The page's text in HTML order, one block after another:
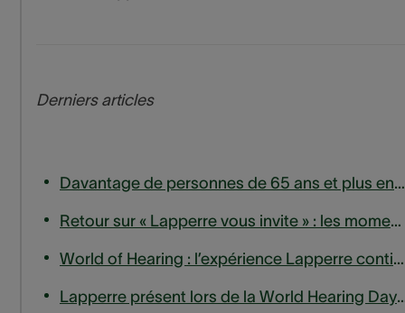
Derniers articles
Davantage de personnes de 65 ans et plus entrent en ligne de compte pour un remboursement des appareils auditifs
Retour sur « Lapperre vous invite » : les moments forts de notre session d'experts sur les acouphènes
World of Hearing : l’expérience Lapperre continue de s’étendre, jusqu’en Wallonie.
Lapperre présent lors de la World